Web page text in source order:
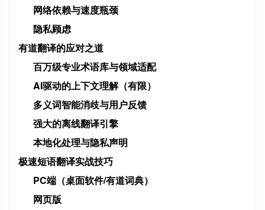
网络依赖与速度瓶颈
隐私顾虑
有道翻译的应对之道
百万级专业术语库与领域适配
AI驱动的上下文理解（有限）
多义词智能消歧与用户反馈
强大的离线翻译引擎
本地化处理与隐私声明
极速短语翻译实战技巧
PC端（桌面软件/有道词典）
网页版